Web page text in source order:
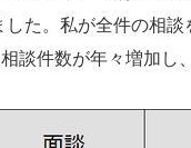
た。私が全件の相
談件数が年々増加し